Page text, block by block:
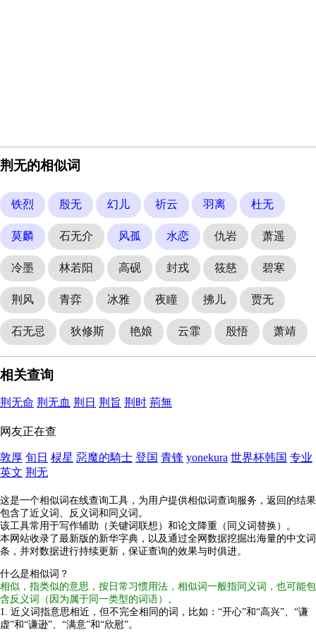
荆无的相似词
铁烈 殷无 幻儿 祈云 羽离 杜无
莫麟 石无介 风孤 水恋 仇岩 萧遥
冷墨 林若阳 高砚 封戎 筱慈 碧寒
荆风 青弈 冰雅 夜瞳 拂儿 贾无
石无忌 狄修斯 艳娘 云霏 殷悟 萧靖
相关查询
荆无命 荆无血 荆日 荆旨 荆时 荊無
网友正在查
敦厚 旬日 棂星 惡魔的騎士 登国 青锋 yonekura 世界杯韩国 专业
英文 荆无
这是一个相似词在线查询工具，为用户提供相似词查询服务，返回的结果
包含了近义词、反义词和同义词。
该工具常用于写作辅助（关键词联想）和论文降重（同义词替换）。
本网站收录了最新版的新华字典，以及通过全网数据挖掘出海量的中文词
条，并对数据进行持续更新，保证查询的效果与时俱进。
什么是相似词？
相似，指类似的意思，按日常习惯用法，相似词一般指同义词，也可能包
含反义词（因为属于同一类型的词语）。
1. 近义词指意思相近，但不完全相同的词，比如：“开心”和“高兴”、“谦
虚”和“谦逊”、“满意”和“欣慰”。